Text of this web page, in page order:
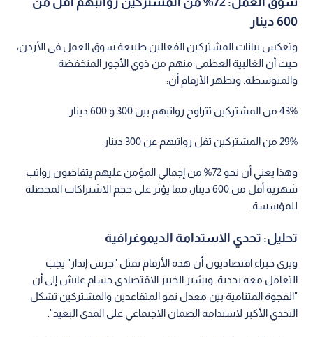
600 دينار
وتعكس بيانات المشتركين الفعالين طبيعة سوق العمل في الأردن،
حيث أن الغالبية العظمى منهم من ذوي الأجور المنخفضة
والمتوسطة. وتظهر الأرقام أن:
43% من المشتركين تتراوح رواتبهم بين 300 و 600 دينار.
29% من المشتركين تقل رواتبهم عن 300 دينار.
وهذا يعني أن نحو 72% من إجمالي المؤمن عليهم يتقاضون رواتب
شهرية أقل من 600 دينار، مما يؤثر على حجم الاشتراكات المحصلة
للمؤسسة.
تحليل: تحدي الاستدامة الديموغرافية
ويرى خبراء اقتصاديون أن هذه الأرقام تمثل "جرس إنذار" يجب
التعامل معه بجدية. ويشير الخبير الاقتصادي حسام عايش إلى أن
"الفجوة المتنامية بين معدل نمو المتقاعدين والمشتركين تشكل
التحدي الأكبر لاستدامة الضمان الاجتماعي على المدى البعيد".